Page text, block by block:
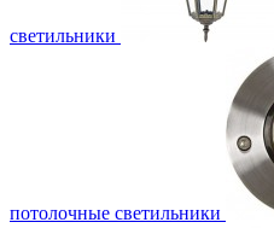
светильники
потолочные светильники